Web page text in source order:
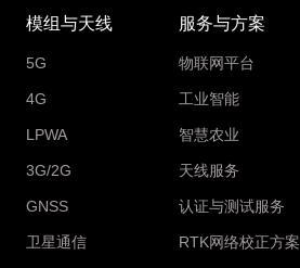
模组与天线
5G
4G
LPWA
3G/2G
GNSS
卫星通信
服务与方案
物联网平台
工业智能
智慧农业
天线服务
认证与测试服务
RTK网络校正方案